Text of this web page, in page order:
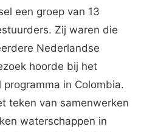
een groep van 13
Zij waren die
Nederlandse
hoorde bij het
in Colombia.
teken van samenwerken
waterschappen in